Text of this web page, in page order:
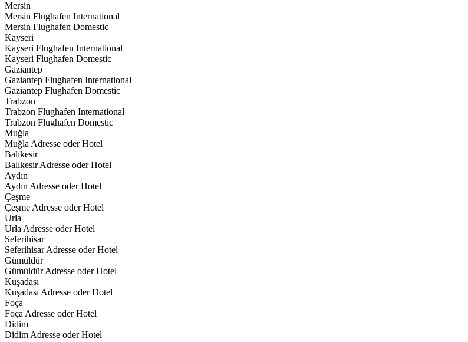
Mersin
Mersin Flughafen International
Mersin Flughafen Domestic
Kayseri
Kayseri Flughafen International
Kayseri Flughafen Domestic
Gaziantep
Gaziantep Flughafen International
Gaziantep Flughafen Domestic
Trabzon
Trabzon Flughafen International
Trabzon Flughafen Domestic
Muğla
Muğla Adresse oder Hotel
Balıkesir
Balıkesir Adresse oder Hotel
Aydın
Aydın Adresse oder Hotel
Çeşme
Çeşme Adresse oder Hotel
Urla
Urla Adresse oder Hotel
Seferihisar
Seferihisar Adresse oder Hotel
Gümüldür
Gümüldür Adresse oder Hotel
Kuşadası
Kuşadası Adresse oder Hotel
Foça
Foça Adresse oder Hotel
Didim
Didim Adresse oder Hotel